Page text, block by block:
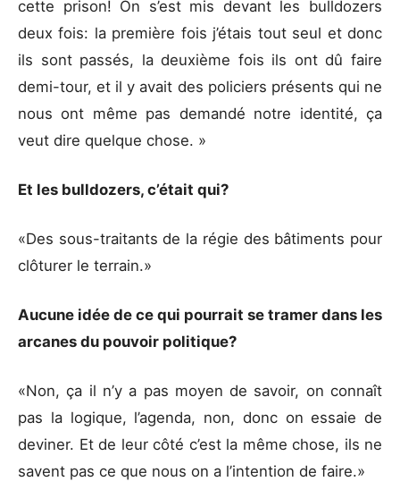
cette prison! On s’est mis devant les bulldozers
deux fois: la première fois j’étais tout seul et donc
ils sont passés, la deuxième fois ils ont dû faire
demi-tour, et il y avait des policiers présents qui ne
nous ont même pas demandé notre identité, ça
veut dire quelque chose. »
Et les bulldozers, c’était qui?
«Des sous-traitants de la régie des bâtiments pour
clôturer le terrain.»
Aucune idée de ce qui pourrait se tramer dans les
arcanes du pouvoir politique?
«Non, ça il n’y a pas moyen de savoir, on connaît
pas la logique, l’agenda, non, donc on essaie de
deviner. Et de leur côté c’est la même chose, ils ne
savent pas ce que nous on a l’intention de faire.»